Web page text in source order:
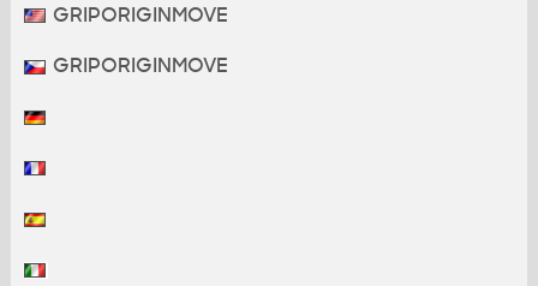
GRIPORIGINMOVE
GRIPORIGINMOVE